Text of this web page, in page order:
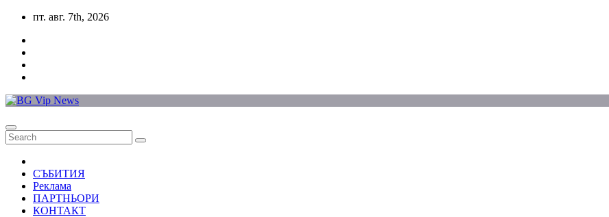
Skip
content
пт. авг. 7th, 2026
СЪБИТИЯ
Реклама
ПАРТНЬОРИ
КОНТАКТ